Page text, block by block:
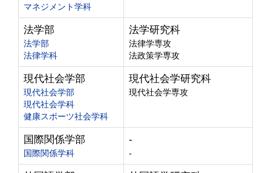
マネジメント学科
法学部
法学部
法律学科
法学研究科
法律学専攻
法政策学専攻
現代社会学部
現代社会学部
現代社会学科
健康スポーツ社会学科
現代社会学研究科
現代社会学専攻
国際関係学部
国際関係学科
-
-